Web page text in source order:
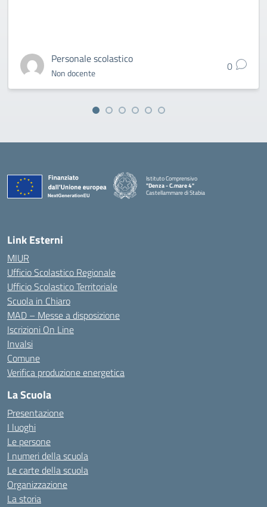
Personale scolastico
Non docente 0
Istituto Comprensivo
"Denza - C.mare 4"
Castellammare di Stabia
Link Esterni
MIUR
Ufficio Scolastico Regionale
Ufficio Scolastico Territoriale
Scuola in Chiaro
MAD – Messe a disposizione
Iscrizioni On Line
Invalsi
Comune
Verifica produzione energetica
La Scuola
Presentazione
I luoghi
Le persone
I numeri della scuola
Le carte della scuola
Organizzazione
La storia